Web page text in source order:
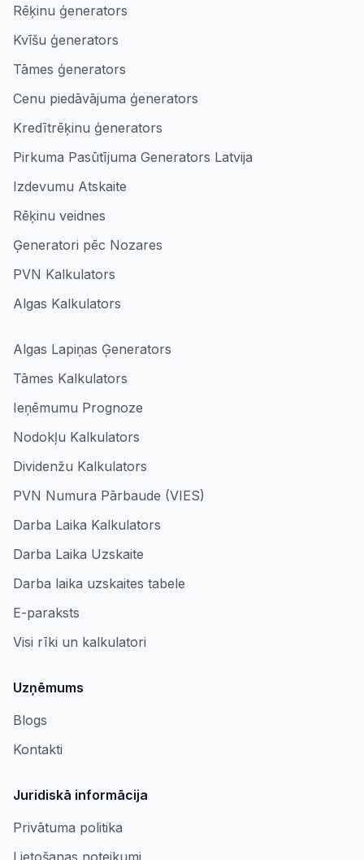
Rēķinu ģenerators
Kvīšu ģenerators
Tāmes ģenerators
Cenu piedāvājuma ģenerators
Kredītrēķinu ģenerators
Pirkuma Pasūtījuma Generators Latvija
Izdevumu Atskaite
Rēķinu veidnes
Ģeneratori pēc Nozares
PVN Kalkulators
Algas Kalkulators
Algas Lapiņas Ģenerators
Tāmes Kalkulators
Ieņēmumu Prognoze
Nodokļu Kalkulators
Dividenžu Kalkulators
PVN Numura Pārbaude (VIES)
Darba Laika Kalkulators
Darba Laika Uzskaite
Darba laika uzskaites tabele
E-paraksts
Visi rīki un kalkulatori
Uzņēmums
Blogs
Kontakti
Juridiskā informācija
Privātuma politika
Lietošanas noteikumi